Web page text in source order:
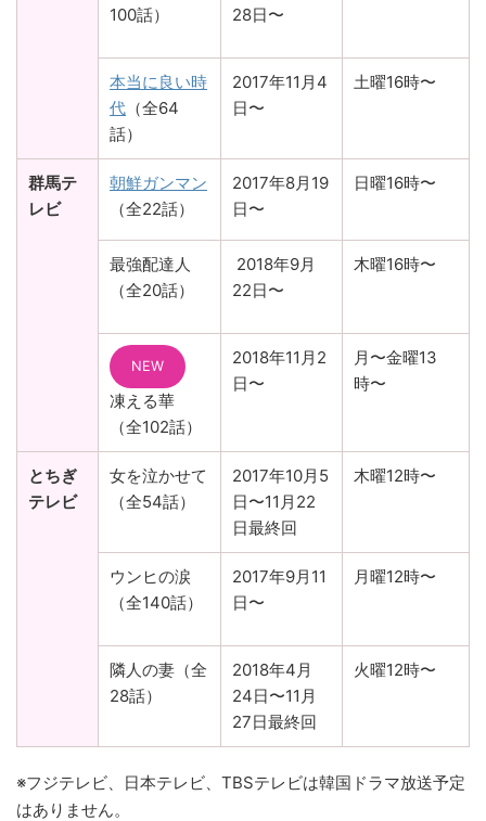
100話）
28日〜
本当に良い時
代 （全64
話）
2017年11月4
日〜
土曜16時〜
群馬テ
レビ
朝鮮ガンマン
（全22話）
2017年8月19
日〜
日曜16時〜
最強配達人
（全20話）
2018年9月
22日〜
木曜16時〜
NEW
凍える華
（全102話）
2018年11月2
日〜
月〜金曜13
時〜
とちぎ
テレビ
女を泣かせて
（全54話）
2017年10月5
日〜11月22
日最終回
木曜12時〜
ウンヒの涙
（全140話）
2017年9月11
日〜
月曜12時〜
隣人の妻（全
28話）
2018年4月
24日〜11月
27日最終回
火曜12時〜
※フジテレビ、日本テレビ、TBSテレビは韓国ドラマ放送予定
はありません。